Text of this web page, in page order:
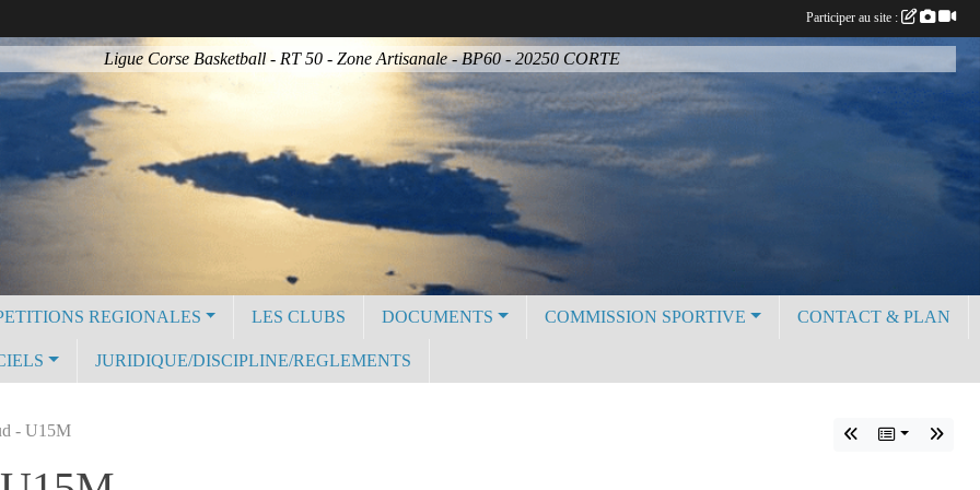
Ligue Corse Basketball - RT 50 - Zone Artisanale - BP60 - 20250 CORTE
REGIONALES LES CLUBS DOCUMENTS COMMISSION SPORTIVE CONTACT & PLAN
JURIDIQUE/DISCIPLINE/REGLEMENTS
- U15M
Participer au site :